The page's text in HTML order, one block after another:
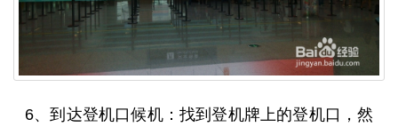
6、到达登机口候机：找到登机牌上的登机口，然